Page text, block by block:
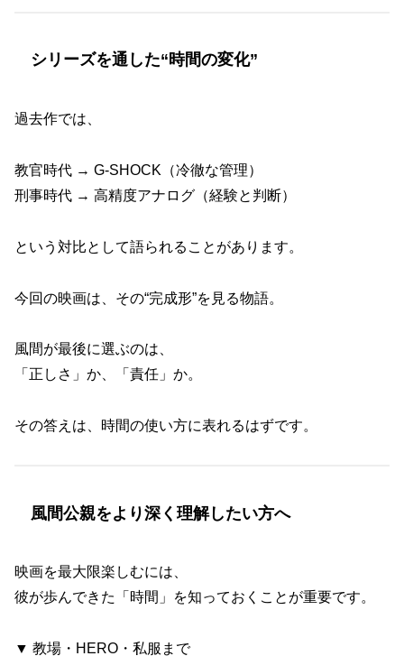
シリーズを通した“時間の変化”
過去作では、
教官時代 → G-SHOCK（冷徹な管理）
刑事時代 → 高精度アナログ（経験と判断）
という対比として語られることがあります。
今回の映画は、その“完成形”を見る物語。
風間が最後に選ぶのは、
「正しさ」か、「責任」か。
その答えは、時間の使い方に表れるはずです。
風間公親をより深く理解したい方へ
映画を最大限楽しむには、
彼が歩んできた「時間」を知っておくことが重要です。
▼ 教場・HERO・私服まで